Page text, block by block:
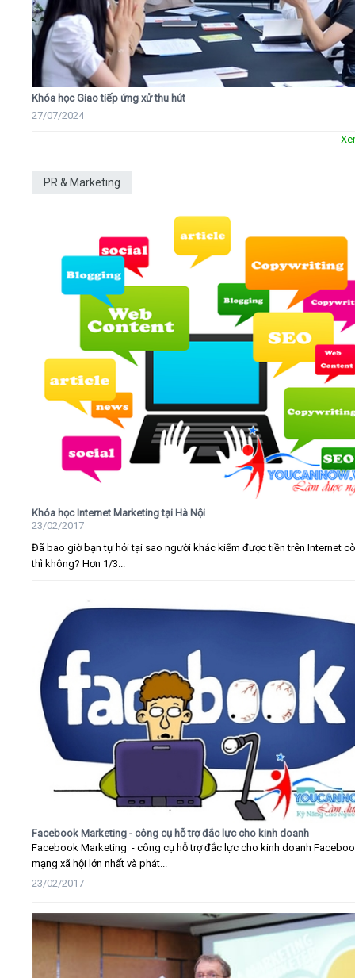
Khóa học Giao tiếp ứng xử thu hút
27/07/2024
PR & Marketing
Khóa học Internet Marketing tại Hà Nội
23/02/2017
Đã bao giờ bạn tự hỏi tại sao người khác kiếm được tiền trên Internet
thì không? Hơn 1/3...
Facebook Marketing - công cụ hỗ trợ đắc lực cho kinh doanh
Facebook Marketing - công cụ hỗ trợ đắc lực cho kinh doanh
mạng xã hội lớn nhất và phát...
23/02/2017